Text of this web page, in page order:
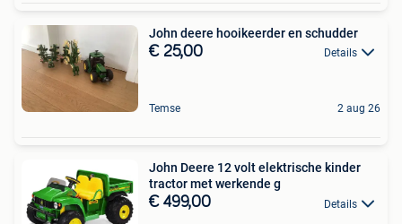
John deere hooikeerder en schudder
€ 25,00 Details
Temse 2 aug 26
John Deere 12 volt elektrische kinder
tractor met werkende g
€ 499,00 Details